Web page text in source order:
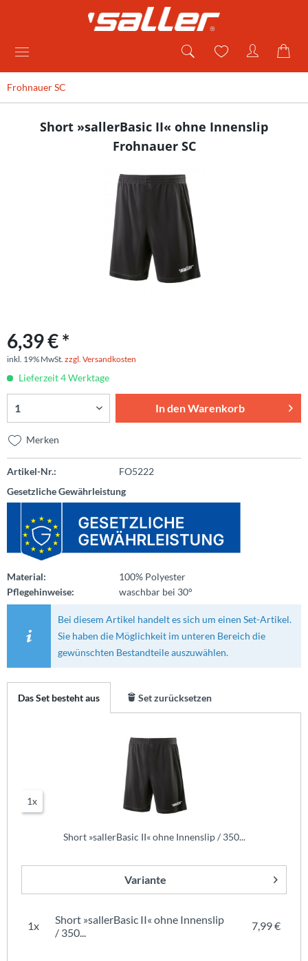
Frohnauer SC
Short »sallerBasic II« ohne Innenslip
Frohnauer SC
6,39 € *
inkl. 19% MwSt. zzgl. Versandkosten
Lieferzeit 4 Werktage
In denWarenkorb
Merken
Artikel-Nr.:
FO5222
Gesetzliche Gewährleistung
Material:
100% Polyester
Pflegehinweise:
waschbar bei 30°
Bei diesem Artikel handelt es sich um einen Set-Artikel.
Sie haben die Möglichkeit im unteren Bereich die
gewünschten Bestandteile auszuwählen.
Das Set besteht aus Set zurücksetzen
1x
Short »sallerBasic II« ohne Innenslip / 350...
Variante
1x
Short »sallerBasic II« ohne Innenslip
/ 350...
7,99 €